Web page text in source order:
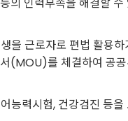
을 근로자로 편법 활용
(MOU)를 체결하여 공
능력시험, 건강검진 등을